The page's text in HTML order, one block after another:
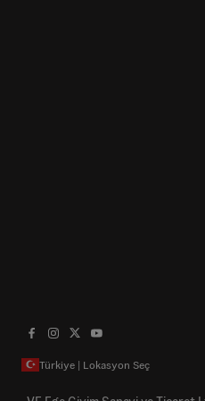
Türkiye | Lokasyon Seç